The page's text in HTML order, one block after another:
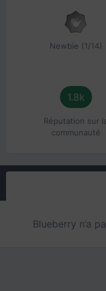
Newbie (1/14)
1.8k
Réputation sur
communauté
Blueberry n’a